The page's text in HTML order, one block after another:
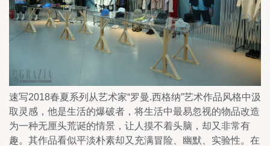
速写2018春夏系列从艺术家“罗曼.西格纳”艺术作品风格中汲
取灵感，他是生活的爆破者，将生活中最易忽视的物品改造
为一种无厘头荒诞的情景，让人摸不着头脑，却又非常有
趣。其作品看似平淡朴素却又充满冒险、幽默、实验性。在